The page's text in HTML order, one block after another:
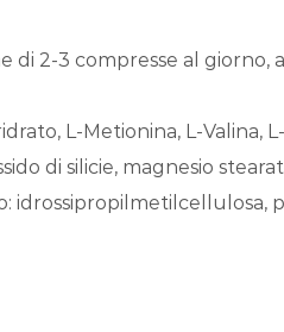
di 2-3 compresse al
L-Metionina, L-
di silicie, magnesio
idrossipropilmetilcellulosa,